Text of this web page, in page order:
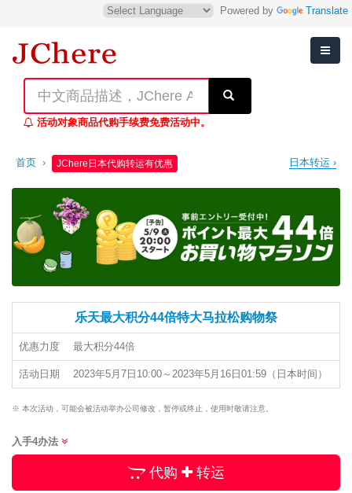
Powered by Translate
活动对象商品代购手续费免费活动中。
首页 › JChere日本代购转运有优惠 日本转运 ›
乐天最大积分44倍特大马拉松购物祭
优惠力度 最大积分44倍
活动日期 2023年5月7日10:00～2023年5月16日01:59（日本时间）
※ 本次活动，可能会被活动举办公司修改，暂停或终止，使用时敬请注意。
入手4办法
代购 转运